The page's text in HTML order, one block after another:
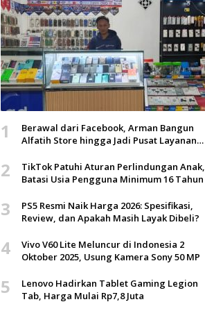
1
Berawal dari Facebook, Arman Bangun
Alfatih Store hingga Jadi Pusat Layanan
2
TikTok Patuhi Aturan Perlindungan Anak,
Batasi Usia Pengguna Minimum 16 Tahun
3
PS5 Resmi Naik Harga 2026: Spesifikasi,
Review, dan Apakah Masih Layak Dibeli?
4
Vivo V60 Lite Meluncur di Indonesia 2
Oktober 2025, Usung Kamera Sony 50 MP
5
Lenovo Hadirkan Tablet Gaming Legion
Tab, Harga Mulai Rp7,8 Juta